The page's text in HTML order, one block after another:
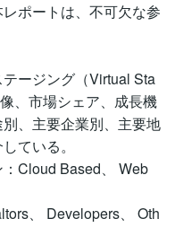
ポートは、不可欠な参
ージング（Virtual Sta
、市場シェア、成長機
、主要企業別、主要地
ている。
Cloud Based、 Web
、 Developers、 Oth